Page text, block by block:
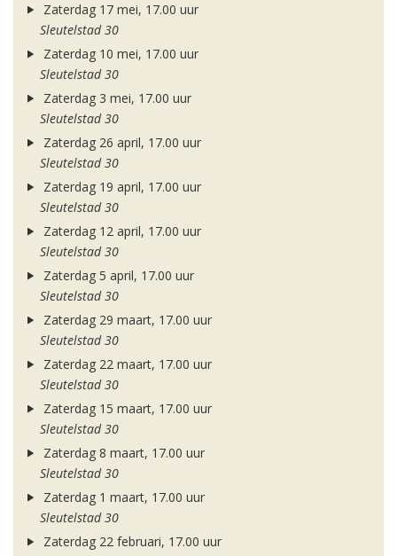
Zaterdag 17 mei, 17.00 uur
Sleutelstad 30
Zaterdag 10 mei, 17.00 uur
Sleutelstad 30
Zaterdag 3 mei, 17.00 uur
Sleutelstad 30
Zaterdag 26 april, 17.00 uur
Sleutelstad 30
Zaterdag 19 april, 17.00 uur
Sleutelstad 30
Zaterdag 12 april, 17.00 uur
Sleutelstad 30
Zaterdag 5 april, 17.00 uur
Sleutelstad 30
Zaterdag 29 maart, 17.00 uur
Sleutelstad 30
Zaterdag 22 maart, 17.00 uur
Sleutelstad 30
Zaterdag 15 maart, 17.00 uur
Sleutelstad 30
Zaterdag 8 maart, 17.00 uur
Sleutelstad 30
Zaterdag 1 maart, 17.00 uur
Sleutelstad 30
Zaterdag 22 februari, 17.00 uur